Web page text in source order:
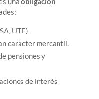
UTE).
carácter mercantil.
pensiones y
de interés